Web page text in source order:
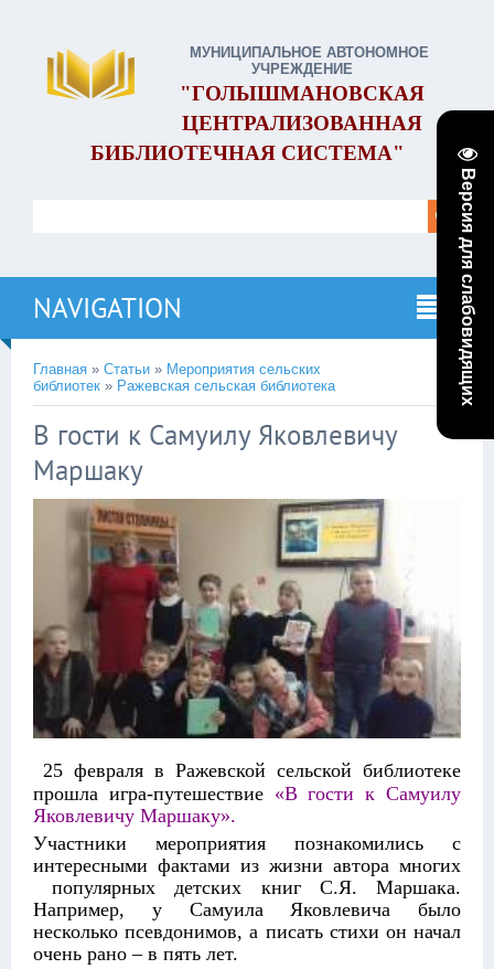
Версия для слабовидящих
МУНИЦИПАЛЬНОЕ АВТОНОМНОЕ
УЧРЕЖДЕНИЕ
"ГОЛЫШМАНОВСКАЯ
ЦЕНТРАЛИЗОВАННАЯ
БИБЛИОТЕЧНАЯ СИСТЕМА"
NAVIGATION
Главная » Статьи » Мероприятия сельских
библиотек » Ражевская сельская библиотека
В гости к Самуилу Яковлевичу
Маршаку
25 февраля в Ражевской сельской библиотеке
прошла игра-путешествие «В гости к Самуилу
Яковлевичу Маршаку».
Участники мероприятия познакомились с
интересными фактами из жизни автора многих
популярных детских книг С.Я. Маршака.
Например, у Самуила Яковлевича было
несколько псевдонимов, а писать стихи он начал
очень рано – в пять лет.